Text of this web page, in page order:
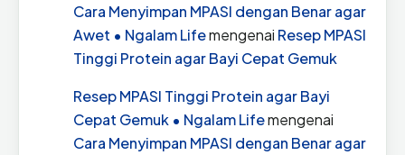
Cara Menyimpan MPASI dengan Benar agar
Awet • Ngalam Lifemengenai Resep MPASI
Tinggi Protein agar Bayi Cepat Gemuk
Resep MPASI Tinggi Protein agar Bayi
Cepat Gemuk • Ngalam Lifemengenai
Cara Menyimpan MPASI dengan Benar agar